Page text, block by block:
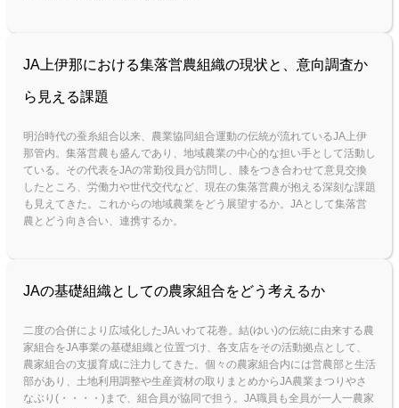
JA上伊那における集落営農組織の現状と、意向調査か
ら見える課題
明治時代の蚕糸組合以来、農業協同組合運動の伝統が流れているJA上伊
那管内。集落営農も盛んであり、地域農業の中心的な担い手として活動し
ている。その代表をJAの常勤役員が訪問し、膝をつき合わせて意見交換
したところ、労働力や世代交代など、現在の集落営農が抱える深刻な課題
も見えてきた。これからの地域農業をどう展望するか。JAとして集落営
農とどう向き合い、連携するか。
JAの基礎組織としての農家組合をどう考えるか
二度の合併により広域化したJAいわて花巻。結(ゆい)の伝統に由来する農
家組合をJA事業の基礎組織と位置づけ、各支店をその活動拠点として、
農家組合の支援育成に注力してきた。個々の農家組合内には営農部と生活
部があり、土地利用調整や生産資材の取りまとめからJA農業まつりやさ
なぶり(・・・・)まで、組合員が協同で担う。JA職員も全員が一人一農家